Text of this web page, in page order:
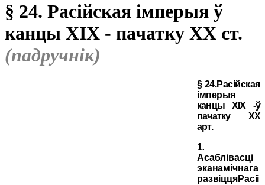
§ 24. Расійская імперыя ў
канцы XIX - пачатку XX ст.
(падручнік)
§ 24.Расійская
імперыя
канцы XIX
-ў
пачатку XX
арт.
1.
Асаблівасці
эканамічнага
развіццяРасіі